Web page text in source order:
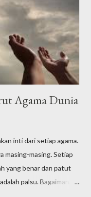
ammaba’adu .
alam. Semoga
Agama Dunia
inti dari setiap agama.
masing-masing. Setiap
yang benar dan patut
palsu. Bagaimana